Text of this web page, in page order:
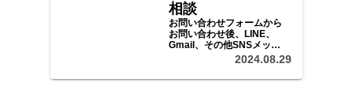
相談
お問い合わせフォームから
お問い合わせ後、LINE、
Gmail、その他SNSメッセ
ージ等で、ご予算、ご希望
等をご調整の上、採寸、ご
2024.08.29